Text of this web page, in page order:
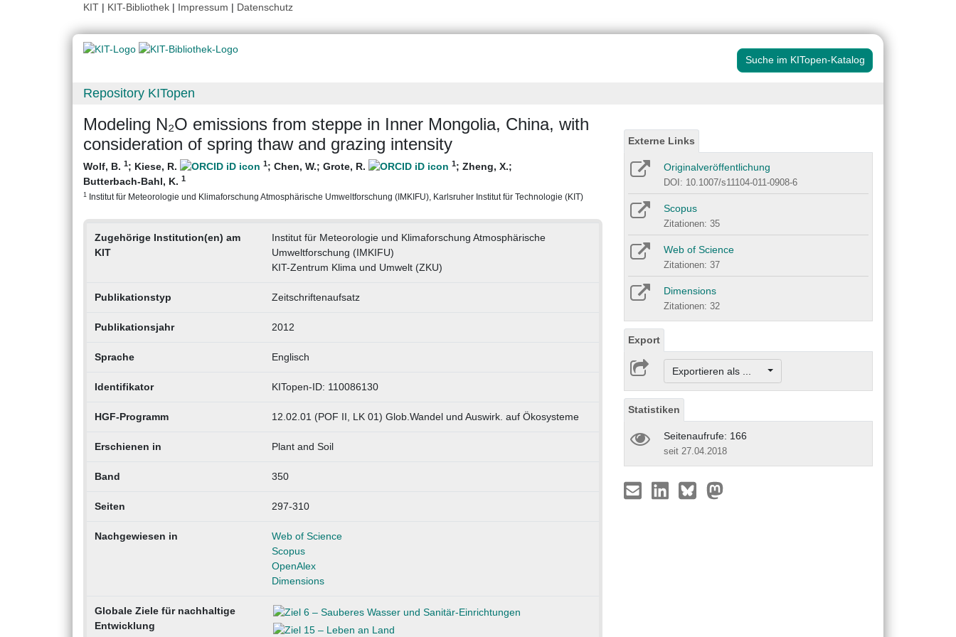
KIT | KIT-Bibliothek | Impressum | Datenschutz
Suche im KITopen-Katalog
Repository KITopen
Modeling N₂O emissions from steppe in Inner Mongolia, China, with
consideration of spring thaw and grazing intensity
Wolf, B. 1; Kiese, R. 1; Chen, W.; Grote, R. 1; Zheng, X.;
Butterbach-Bahl, K. 1
1 Institut für Meteorologie und Klimaforschung Atmosphärische Umweltforschung (IMKIFU), Karlsruher Institut für Technologie (KIT)
Zugehörige Institution(en) am
KIT
Institut für Meteorologie und Klimaforschung Atmosphärische
Umweltforschung (IMKIFU)
KIT-Zentrum Klima und Umwelt (ZKU)
Publikationstyp Zeitschriftenaufsatz
Publikationsjahr 2012
Sprache Englisch
Identifikator KITopen-ID: 110086130
HGF-Programm 12.02.01 (POF II, LK 01) Glob.Wandel und Auswirk. auf Ökosysteme
Erschienen in Plant and Soil
Band 350
Seiten 297-310
Nachgewiesen in
Web of Science
Scopus
OpenAlex
Dimensions
Globale Ziele für nachhaltige
Entwicklung
Externe Links
Originalveröffentlichung
DOI: 10.1007/s11104-011-0908-6
Scopus
Zitationen: 35
Web of Science
Zitationen: 37
Dimensions
Zitationen: 32
Export
Exportieren als ...
Statistiken
Seitenaufrufe: 166
seit 27.04.2018